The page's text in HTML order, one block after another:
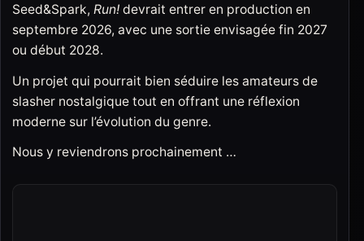
Seed&Spark, Run! devrait entrer en production en
septembre 2026, avec une sortie envisagée fin 2027
ou début 2028.
Un projet qui pourrait bien séduire les amateurs de
slasher nostalgique tout en offrant une réflexion
moderne sur l’évolution du genre.
Nous y reviendrons prochainement …